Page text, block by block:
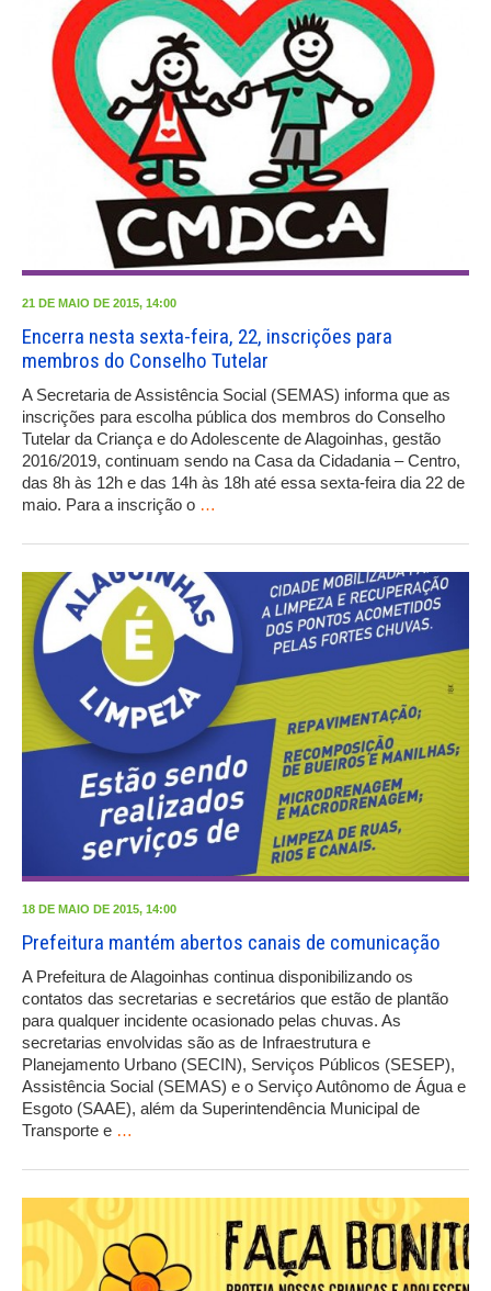
21 DE MAIO DE 2015, 14:00
Encerra nesta sexta-feira, 22, inscrições para
membros do Conselho Tutelar
A Secretaria de Assistência Social (SEMAS) informa que as
inscrições para escolha pública dos membros do Conselho
Tutelar da Criança e do Adolescente de Alagoinhas, gestão
2016/2019, continuam sendo na Casa da Cidadania – Centro,
das 8h às 12h e das 14h às 18h até essa sexta-feira dia 22 de
maio. Para a inscrição o …
18 DE MAIO DE 2015, 14:00
Prefeitura mantém abertos canais de comunicação
A Prefeitura de Alagoinhas continua disponibilizando os
contatos das secretarias e secretários que estão de plantão
para qualquer incidente ocasionado pelas chuvas. As
secretarias envolvidas são as de Infraestrutura e
Planejamento Urbano (SECIN), Serviços Públicos (SESEP),
Assistência Social (SEMAS) e o Serviço Autônomo de Água e
Esgoto (SAAE), além da Superintendência Municipal de
Transporte e …